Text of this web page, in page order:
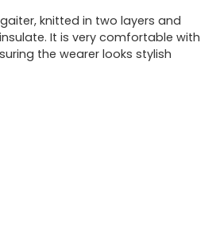
knitted in two layers and
It is very comfortable with
the wearer looks stylish